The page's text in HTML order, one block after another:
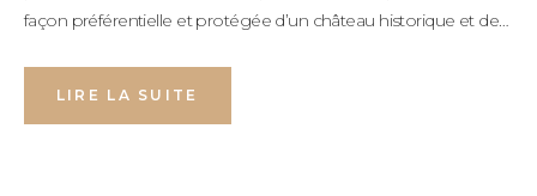
façon préférentielle et protégée d’un château historique et de…
LIRE LA SUITE